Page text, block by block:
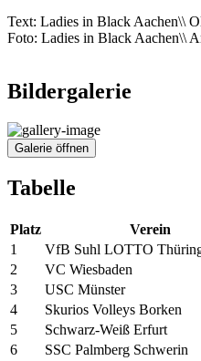
Text: Ladies in Black Aachen\\
Foto: Ladies in Black Aachen\\
Bildergalerie
Galerie öffnen
Tabelle
Platz Verein
1
VfB Suhl LOTTO
2
VC Wiesbaden
3
USC Münster
4
Skurios Volleys Borken
5
Schwarz-Weiß Erfurt
6
SSC Palmberg Schwerin